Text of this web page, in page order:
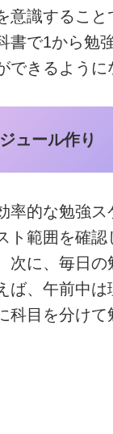
意識するこ
書で1から勉
できるように
ュール作り
率的な勉強
ト範囲を確
次に、毎日
ば、午前中
科目を分け